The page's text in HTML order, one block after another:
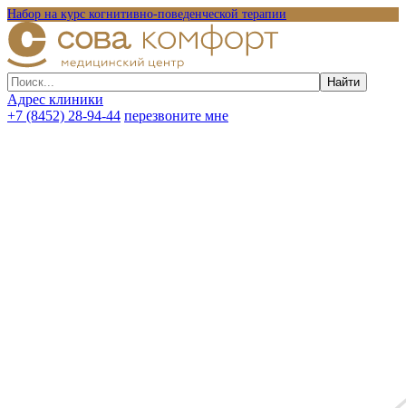
Набор на курс когнитивно-поведенческой терапии
Адрес клиники
+7 (8452) 28-94-44 перезвоните мне